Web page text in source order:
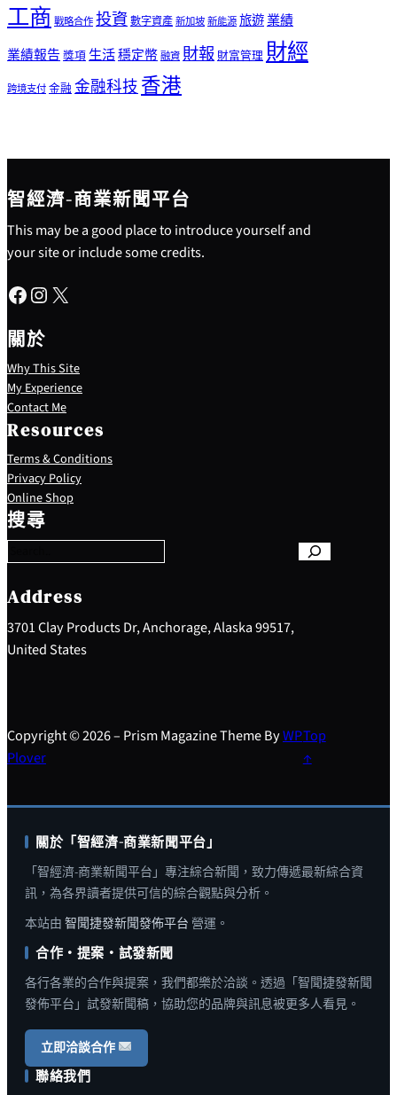
工商 戰略合作投資數字資產新加坡新能源旅遊業績
業績報告 獎項生活穩定幣融資 財報 財富管理財經
跨境支付金融 金融科技香港
智經濟-商業新聞平台
This may be a good place to introduce yourself and
your site or include some credits.
Facebook Instagram X
關於
Why This Site
My Experience
Contact Me
Resources
Terms & Conditions
Privacy Policy
Online Shop
搜尋
S
e
a
c
h
Address
3701 Clay Products Dr, Anchorage, Alaska 99517,
United States
Copyright © 2026 – Prism Magazine Theme ByWP
Plover
Top
↑
關於「智經濟-商業新聞平台」
「智經濟-商業新聞平台」專注綜合新聞，致力傳遞最新綜合資
訊，為各界讀者提供可信的綜合觀點與分析。
本站由 智聞捷發新聞發佈平台 營運。
合作・提案・試發新聞
各行各業的合作與提案，我們都樂於洽談。透過「智聞捷發新聞
發佈平台」試發新聞稿，協助您的品牌與訊息被更多人看見。
立即洽談合作
聯絡我們